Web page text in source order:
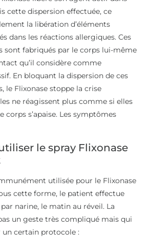
cette dispersion effectuée, ce
la libération d’éléments
dans les réactions allergiques. Ces
sont fabriqués par le corps lui-même
qu’il considère comme
En bloquant la dispersion de ces
le Flixonase stoppe la crise
ne réagissent plus comme si elles
corps s’apaise. Les symptômes
le spray Flixonase
utilisée pour le Flixonase
cette forme, le patient effectue
narine, le matin au réveil. La
un geste très compliqué mais qui
un certain protocole :